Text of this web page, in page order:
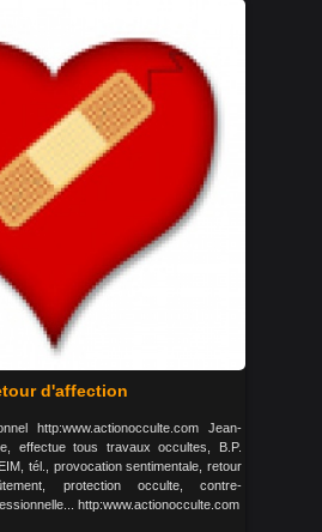
d'affection
http:www.actionocculte.com Jean-
effectue tous travaux occultes, B.P.
tél., provocation sentimentale, retour
protection occulte, contre-
http:www.actionocculte.com